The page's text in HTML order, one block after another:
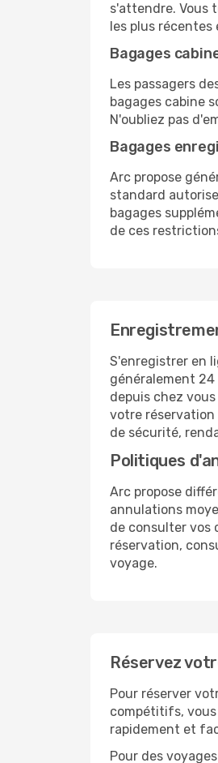
s'attendre. Vous
les plus récentes
Bagages
Les passagers
bagages cabine
N'oubliez pas
Bagages
Arc propose
standard
bagages
de ces
S'enregistrer en
généralement
depuis chez
votre réservation
de sécurité,
Politiques
Arc propose
annulations
de consulter vos
réservation,
voyage.
Réservez
Pour réserver
compétitifs,
rapidement et
Pour des